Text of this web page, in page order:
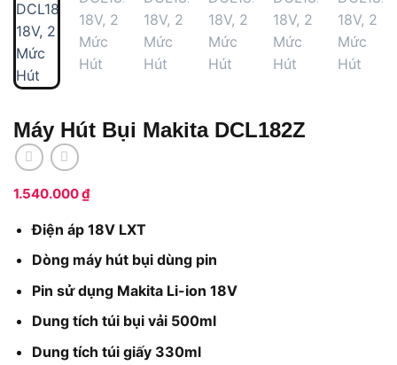
Máy Hút Bụi Makita DCL182Z
1.540.000₫
Điện áp 18V LXT
Dòng máy hút bụi dùng pin
Pin sử dụng Makita Li-ion 18V
Dung tích túi bụi vải 500ml
Dung tích túi giấy 330ml